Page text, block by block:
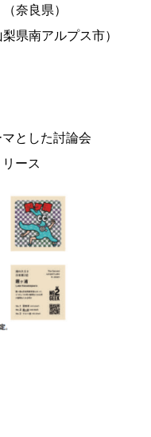
奈良県）
県南アルプス市）
とした討論会
ース